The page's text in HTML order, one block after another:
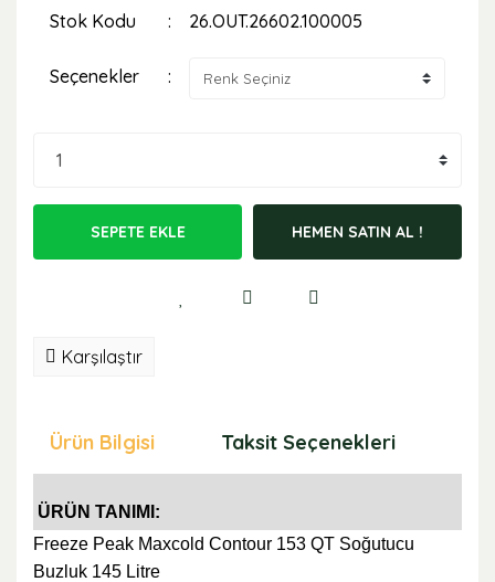
Stok Kodu 26.OUT.26602.100005
Seçenekler
SEPETE EKLE HEMEN SATIN AL !
Karşılaştır
Ürün Bilgisi Taksit Seçenekleri
ÜRÜN TANIMI:
Freeze Peak Maxcold Contour 153 QT Soğutucu
Buzluk 145 Litre